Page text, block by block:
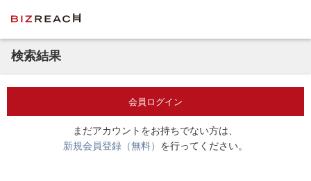
検索結果
会員ログイン
まだアカウントをお持ちでない方は、
新規会員登録（無料） を行ってください。